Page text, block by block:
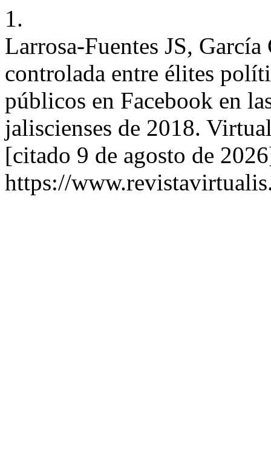
1.
Larrosa-Fuentes JS,
controlada entre élites
públicos en Facebook en
jaliscienses de 2018.
[citado 9 de agosto de
https://